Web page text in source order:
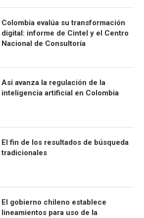
Colombia evalúa su transformación
digital: informe de Cintel y el Centro
Nacional de Consultoría
Así avanza la regulación de la
inteligencia artificial en Colombia
El fin de los resultados de búsqueda
tradicionales
El gobierno chileno establece
lineamientos para uso de la